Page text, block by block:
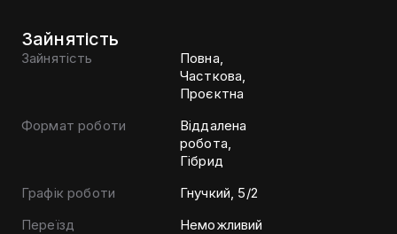
Зайнятість
Зайнятість
Повна,
Часткова,
Проєктна
Формат роботи
Віддалена
робота,
Гібрид
Графік роботи
Гнучкий, 5/2
Переїзд
Неможливий